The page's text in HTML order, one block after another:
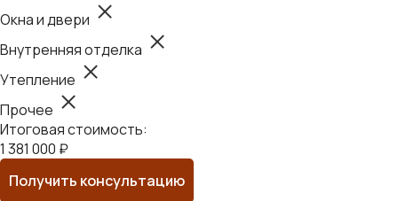
Окна и двери
Внутренняя отделка
Утепление
Прочее
Итоговая стоимость:
1 381 000 ₽
Получить консультацию